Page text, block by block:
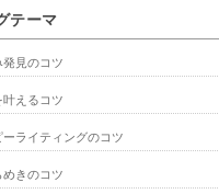
テーマ
発見のコツ
叶えるコツ
ーライティングのコツ
めきのコツ